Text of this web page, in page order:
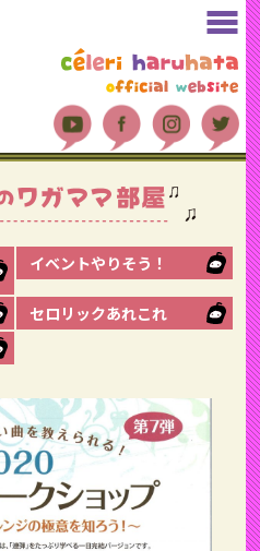
イベントやりそう！
セロリックあれこれ